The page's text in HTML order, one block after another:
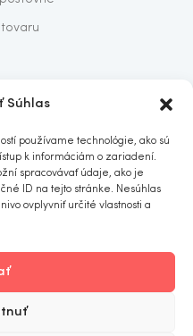
Súhlas
používame technológie, ako sú
k informáciám o zariadení.
spracovávať údaje, ako je
ID na tejto stránke. Nesúhlas
ovplyvniť určité vlastnosti a
rights reserved.